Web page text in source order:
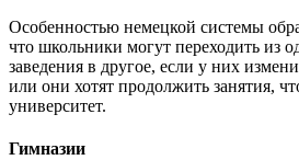
Особенностью немецкой системы
что школьники могут переходить из
заведения в другое, если у них
или они хотят продолжить занятия,
университет.
Гимназии